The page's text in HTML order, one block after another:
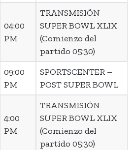
04:00
PM
TRANSMISIÓN
SUPER BOWL XLIX
(Comienzo del
partido 05:30)
09:00
PM
SPORTSCENTER –
POST SUPER BOWL
4:00
PM
TRANSMISIÓN
SUPER BOWL XLIX
(Comienzo del
partido 05:30)